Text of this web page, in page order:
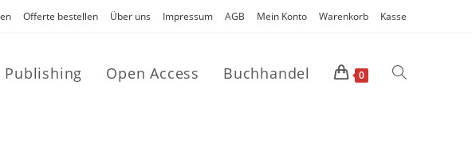
Offerte bestellen Über uns Impressum AGB Mein Konto Warenkorb Kasse
Publishing Open Access Buchhandel 0